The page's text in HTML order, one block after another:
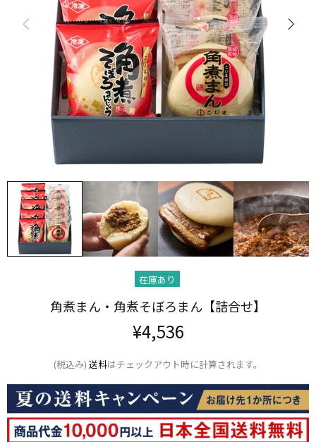
在庫あり
角煮まん・角煮​そぼろまん【詰合せ】
¥4,536
(税込み) 送料はチェックアウト時に計算されます。